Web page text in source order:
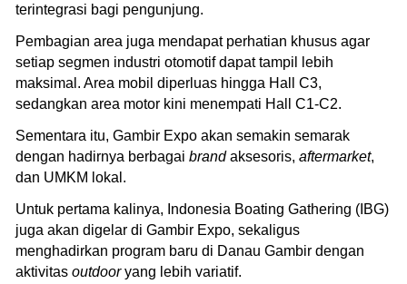
terintegrasi bagi pengunjung.
Pembagian area juga mendapat perhatian khusus agar
setiap segmen industri otomotif dapat tampil lebih
maksimal. Area mobil diperluas hingga Hall C3,
sedangkan area motor kini menempati Hall C1-C2.
Sementara itu, Gambir Expo akan semakin semarak
dengan hadirnya berbagai brandaksesoris, aftermarket,
dan UMKM lokal.
Untuk pertama kalinya, Indonesia Boating Gathering (IBG)
juga akan digelar di Gambir Expo, sekaligus
menghadirkan program baru di Danau Gambir dengan
aktivitas outdooryang lebih variatif.